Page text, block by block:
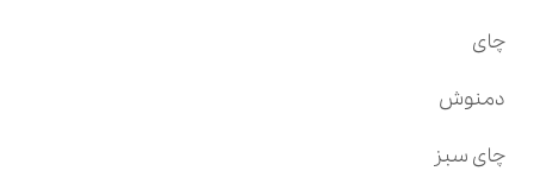
چای
دمنوش
چای سبز